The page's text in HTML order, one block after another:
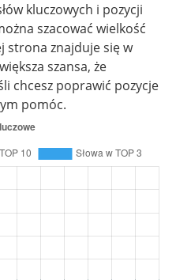
kluczowych i pozycji
szacować wielkość
strona znajduje się w
szansa, że
chcesz poprawić pozycje
pomóc.